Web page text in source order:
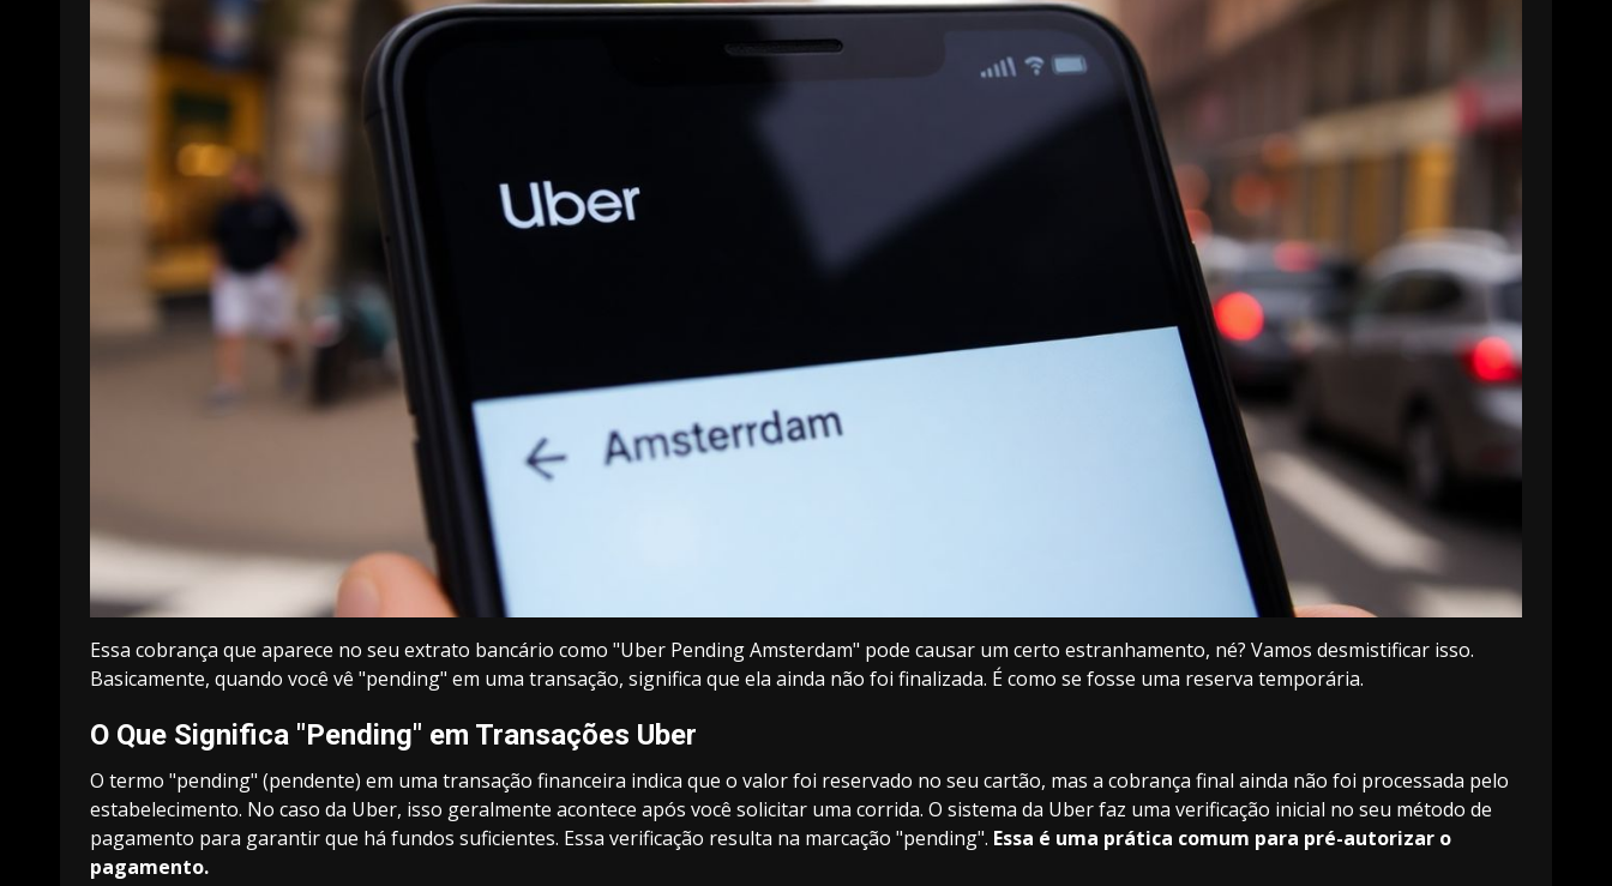
Essa cobrança que aparece no seu extrato bancário como "Uber Pending Amsterdam" pode causar um certo estranhamento, né? Vamos desmistificar isso.
Basicamente, quando você vê "pending" em uma transação, significa que ela ainda não foi finalizada. É como se fosse uma reserva temporária.
O Que Significa "Pending" em Transações Uber
O termo "pending" (pendente) em uma transação financeira indica que o valor foi reservado no seu cartão, mas a cobrança final ainda não foi processada pelo
estabelecimento. No caso da Uber, isso geralmente acontece após você solicitar uma corrida. O sistema da Uber faz uma verificação inicial no seu método de
pagamento para garantir que há fundos suficientes. Essa verificação resulta na marcação "pending". Essa é uma prática comum para pré-autorizar o
pagamento.